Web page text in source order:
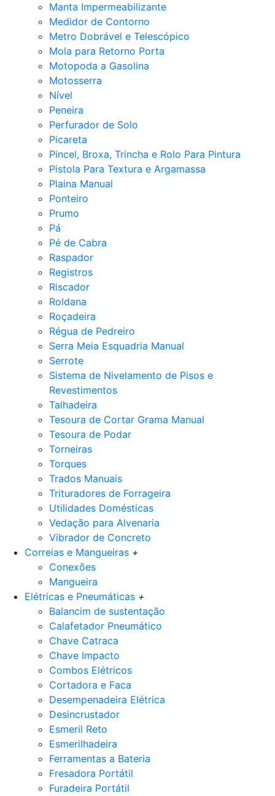
Manta Impermeabilizante
Medidor de Contorno
Metro Dobrável e Telescópico
Mola para Retorno Porta
Motopoda a Gasolina
Motosserra
Nível
Peneira
Perfurador de Solo
Picareta
Pincel, Broxa, Trincha e Rolo Para Pintura
Pistola Para Textura e Argamassa
Plaina Manual
Ponteiro
Prumo
Pá
Pé de Cabra
Raspador
Registros
Riscador
Roldana
Roçadeira
Régua de Pedreiro
Serra Meia Esquadria Manual
Serrote
Sistema de Nivelamento de Pisos e
Revestimentos
Talhadeira
Tesoura de Cortar Grama Manual
Tesoura de Podar
Torneiras
Torques
Trados Manuais
Trituradores de Forrageira
Utilidades Domésticas
Vedação para Alvenaria
Vibrador de Concreto
Correias e Mangueiras +
Conexões
Mangueira
Elétricas e Pneumáticas +
Balancim de sustentação
Calafetador Pneumático
Chave Catraca
Chave Impacto
Combos Elétricos
Cortadora e Faca
Desempenadeira Elétrica
Desincrustador
Esmeril Reto
Esmerilhadeira
Ferramentas a Bateria
Fresadora Portátil
Furadeira Portátil